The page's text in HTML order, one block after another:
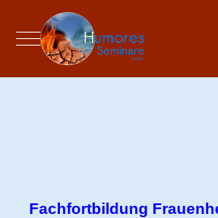
Mobile Menu Toggle
Fachfortbildung